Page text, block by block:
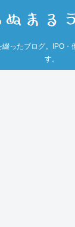
ったブログ。IPO・
す。